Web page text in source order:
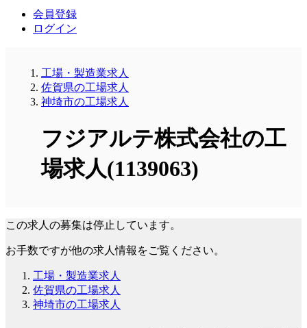
会員登録
ログイン
工場・製造業求人
佐賀県の工場求人
神埼市の工場求人
フジアルテ株式会社の工
場求人(1139063)
この求人の募集は停止しています。
お手数ですが他の求人情報をご覧ください。
工場・製造業求人
佐賀県の工場求人
神埼市の工場求人